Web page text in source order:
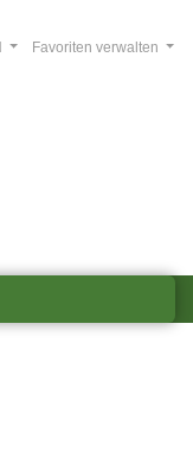
Favoriten verwalten